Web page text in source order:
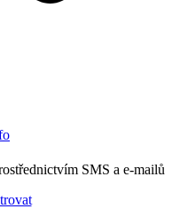
SMS a e-mailů